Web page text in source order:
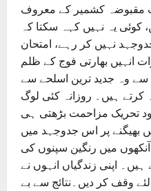
مقبوضہ کشمیر کے معروف
کوئی یہ نہیں کہہ سکتا کہ
نہیں کر رہے، امتحان
انہیں بھارتی فوج کے ظلم
سے وہ جدید ترین اسلحے سے
کرتے ہیں۔ روزانہ کئی لوگ
تحریک مزاحمت بڑھتی ہی
بھیگنے پر اس جدوجہد میں
میں رنگین سپنوں کی
اپنی زندگیاں انہوں نے
وقف کر دیں۔نتائج سے بے